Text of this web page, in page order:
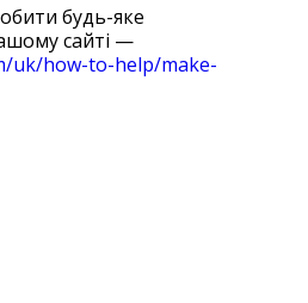
будь-яке
сайті —
uk/how-to-help/make-